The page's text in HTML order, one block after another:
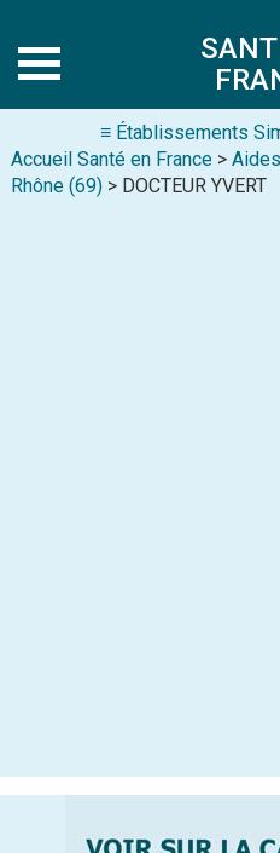
≡ Établissements
Accueil Santé en France >
Rhône (69) > DOCTEUR YVERT